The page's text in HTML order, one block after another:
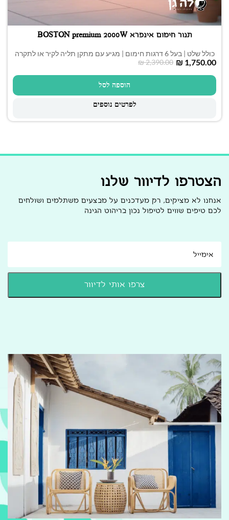
תנור חימום אינפרא BOSTON premium 2000W
כולל שלט | בעל 6 דרגות חימום | מגיע עם מתקן תליה לקיר או לתקרה
₪2,390.00 ₪ 1,750.00
הוספה לסל
לפרטים נוספים
הצטרפו לדיוור שלנו
אנחנו לא מציקים, רק מעדכנים על מבצעים משתלמים ושולחים
לכם טיפים שווים לטיפול נכון בריהוט הגינה